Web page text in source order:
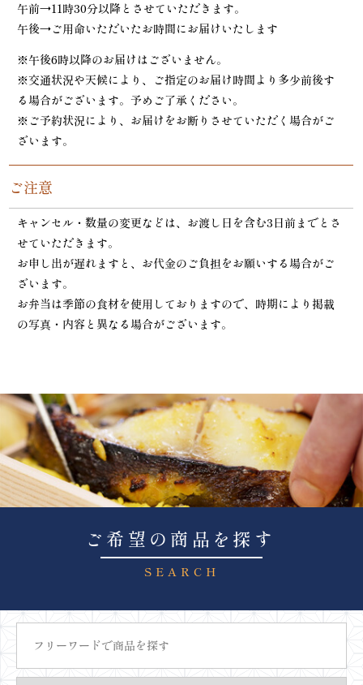
午前→11時30分以降とさせていただきます。
午後→ご用命いただいたお時間にお届けいたします
※午後6時以降のお届けはございません。
※交通状況や天候により、ご指定のお届け時間より多少前後す
る場合がございます。予めご了承ください。
※ご予約状況により、お届けをお断りさせていただく場合がご
ざいます。
ご注意
キャンセル・数量の変更などは、お渡し日を含む3日前までとさ
せていただきます。
お申し出が遅れますと、お代金のご負担をお願いする場合がご
ざいます。
お弁当は季節の食材を使用しておりますので、時期により掲載
の写真・内容と異なる場合がございます。
ご希望の商品を探す
SEARCH